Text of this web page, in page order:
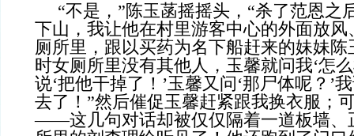
“不是，”陈玉菡摇摇头，“杀了范恩之
下山，我让他在村里游客中心的外面放
厕所里，跟以买药为名下船赶来的妹妹
时女厕所里没有其他人，玉馨就问我‘怎
说‘把他干掉了！’玉馨又问‘那尸体呢？’
去了！”然后催促玉馨赶紧跟我换衣服；
——这几句对话却被仅仅隔着一道板墙、